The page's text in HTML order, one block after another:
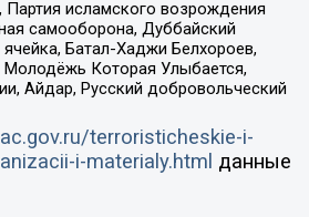
исламского возрождения
самооборона, Дуббайский
Батал-Хаджи Белхороев,
Молодёжь Которая Улыбается,
Айдар, Русский добровольческий
terroristicheskie-i-
i-materialy.html данные